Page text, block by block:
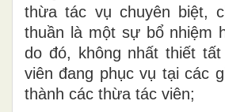
thừa tác vụ chuyên biệt,
thuần là một sự bổ nhiệm
do đó, không nhất thiết
viên đang phục vụ tại các
thành các thừa tác viên;